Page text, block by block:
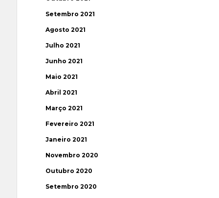
Setembro 2021
Agosto 2021
Julho 2021
Junho 2021
Maio 2021
Abril 2021
Março 2021
Fevereiro 2021
Janeiro 2021
Novembro 2020
Outubro 2020
Setembro 2020